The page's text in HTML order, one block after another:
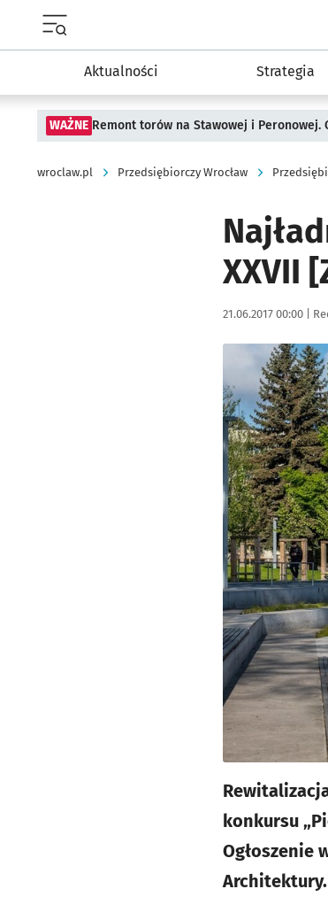
Aktualności Strategia
WAŻNE Remont torów na Stawowej i
wroclaw.pl Przedsiębiorczy Wrocław
XXVII
Data publikacji:
21.06.2017 00:00 |
Kliknij, aby
konkursu
Ogłoszenie